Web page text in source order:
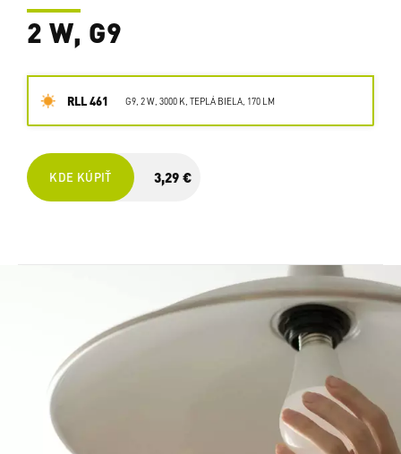
2 W, G9
RLL 461 G9, 2 W, 3000 K, TEPLÁ BIELA, 170 LM
KDE KÚPIŤ 3,29 €